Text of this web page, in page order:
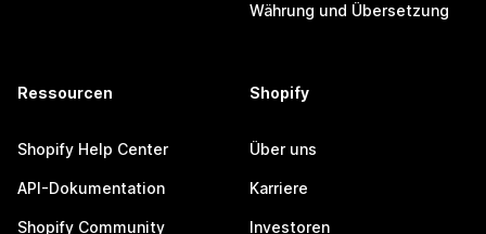
Währung und Übersetzung
Ressourcen
Shopify Help Center
API-Dokumentation
Shopify Community
Shopify
Über uns
Karriere
Investoren